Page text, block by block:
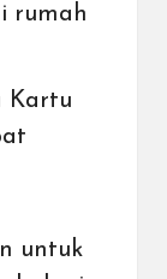
rumah
Kartu
untuk